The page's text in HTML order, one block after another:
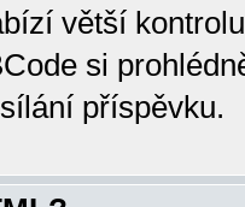
větší
si
příspěvku.